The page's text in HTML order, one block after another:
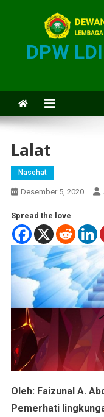
DPW
Lalat
Nasehat
Desember 5, 2020
Spread the love
Oleh: Faizunal A.
Pemerhati